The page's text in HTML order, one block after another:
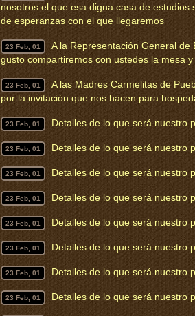
nosotros el que esa digna casa de
de esperanzas con el que llegaremos
23 Feb, 01
A la Representación General de
gusto compartiremos con ustedes la mesa
23 Feb, 01
A las Madres Carmelitas de
por la invitación que nos hacen para
23 Feb, 01 Detalles de lo que será nuestro
23 Feb, 01 Detalles de lo que será nuestro
23 Feb, 01 Detalles de lo que será nuestro
23 Feb, 01 Detalles de lo que será nuestro
23 Feb, 01 Detalles de lo que será nuestro
23 Feb, 01 Detalles de lo que será nuestro
23 Feb, 01 Detalles de lo que será nuestro
23 Feb, 01 Detalles de lo que será nuestro